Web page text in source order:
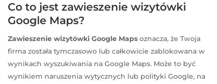
Co to jest zawieszenie wizytówki
Google Maps?
Zawieszenie wizytówki Google Maps oznacza, że Twoja
firma została tymczasowo lub całkowicie zablokowana w
wynikach wyszukiwania na Google Maps. Może to być
wynikiem naruszenia wytycznych lub polityki Google, na